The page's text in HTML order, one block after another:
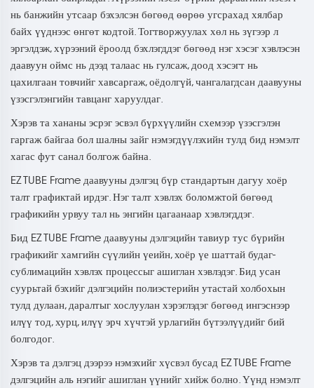
нь банжийн утсаар бэхэлсэн бөгөөд өөрөө угсрахад хялбар
байх үүднээс өнгөт кодтой. Тогтворжуулах хөл нь зүгээр л
эргэлдэж, хүрээний ёроолд бэхлэгддэг бөгөөд нэг хэсэг хэвлэсэн
даавуун оймс нь дээд талаас нь гулсаж, доод хэсэгт нь
цахилгаан товчийг хавсаргаж, оёдолгүй, чангалагдсан даавууны
үзэсгэлэнгийн тавцанг харуулдаг.
Хэрэв та хананы эсрэг эсвэл бүрхүүлийн схемээр үзэсгэлэн
гаргаж байгаа бол шалны зайг нэмэгдүүлэхийн тулд бид нэмэлт
хагас фут санал болгож байна.
EZ TUBE Frame даавууны дэлгэц бүр стандартын дагуу хоёр
талт графиктай ирдэг. Нэг талт хэвлэх боломжтой бөгөөд
графикийн урвуу тал нь энгийн цагаанаар хэвлэгддэг.
Бид EZ TUBE Frame даавууны дэлгэцийн тавиур тус бүрийн
графикийг хамгийн сүүлийн үеийн, хоёр үе шаттай будаг-
сублимацийн хэвлэх процессыг ашиглан хэвлэдэг. Бид усан
суурьтай бэхийг дэлгэцийн полиэстерийн утастай холбохын
тулд дулаан, даралтыг хослуулан хэрэглэдэг бөгөөд ингэснээр
илүү тод, хурц, илүү эрч хүчтэй урлагийн бүтээлүүдийг бий
болгодог.
Хэрэв та дэлгэц дээрээ нэмэхийг хүсвэл бусад EZ TUBE Frame
дэлгэцийн аль нэгийг ашиглан үүнийг хийж болно. Үүнд нэмэлт